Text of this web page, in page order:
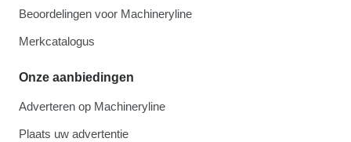
Beoordelingen voor Machineryline
Merkcatalogus
Onze aanbiedingen
Adverteren op Machineryline
Plaats uw advertentie